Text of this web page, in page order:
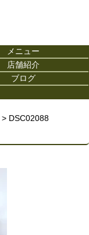
メニュー
店舗紹介
ブログ
> DSC02088